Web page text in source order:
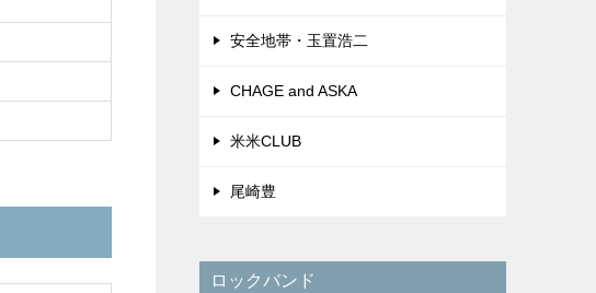
安全地帯・玉置浩二
CHAGE and ASKA
米米CLUB
尾崎豊
ロックバンド